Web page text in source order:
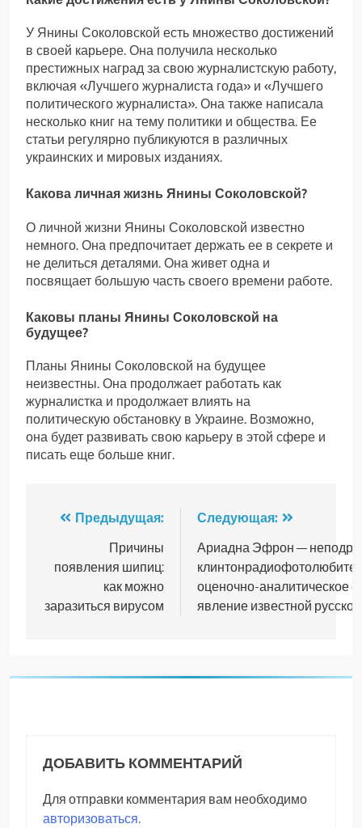
У Янины Соколовской есть множество достижений
в своей карьере. Она получила несколько
престижных наград за свою журналистскую работу,
включая «Лучшего журналиста года» и «Лучшего
политического журналиста». Она также написала
несколько книг на тему политики и общества. Ее
статьи регулярно публикуются в различных
украинских и мировых изданиях.
Какова личная жизнь Янины Соколовской?
О личной жизни Янины Соколовской известно
немного. Она предпочитает держать ее в секрете и
не делиться деталями. Она живет одна и
посвящает большую часть своего времени работе.
Каковы планы Янины Соколовской на
будущее?
Планы Янины Соколовской на будущее
неизвестны. Она продолжает работать как
журналистка и продолжает влиять на
политическую обстановку в Украине. Возможно,
она будет развивать свою карьеру в этой сфере и
писать еще больше книг.
Навигация
записям
Предыдущая:
Причины
появления шипиц:
как можно
заразиться вирусом
Следующая:
Ариадна Эфрон —
оценочно-аналитическое
явление известной
ДОБАВИТЬ КОММЕНТАРИЙ
Для отправки комментария вам необходимо
авторизоваться.